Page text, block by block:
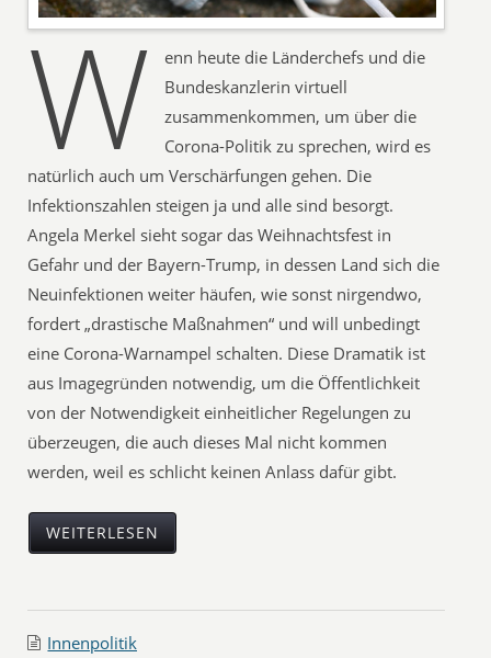
W
enn heute die Länderchefs und die
Bundeskanzlerin virtuell
zusammenkommen, um über die
Corona-Politik zu sprechen, wird es
natürlich auch um Verschärfungen gehen. Die
Infektionszahlen steigen ja und alle sind besorgt.
Angela Merkel sieht sogar das Weihnachtsfest in
Gefahr und der Bayern-Trump, in dessen Land sich die
Neuinfektionen weiter häufen, wie sonst nirgendwo,
fordert „drastische Maßnahmen“ und will unbedingt
eine Corona-Warnampel schalten. Diese Dramatik ist
aus Imagegründen notwendig, um die Öffentlichkeit
von der Notwendigkeit einheitlicher Regelungen zu
überzeugen, die auch dieses Mal nicht kommen
werden, weil es schlicht keinen Anlass dafür gibt.
WEITERLESEN
Innenpolitik